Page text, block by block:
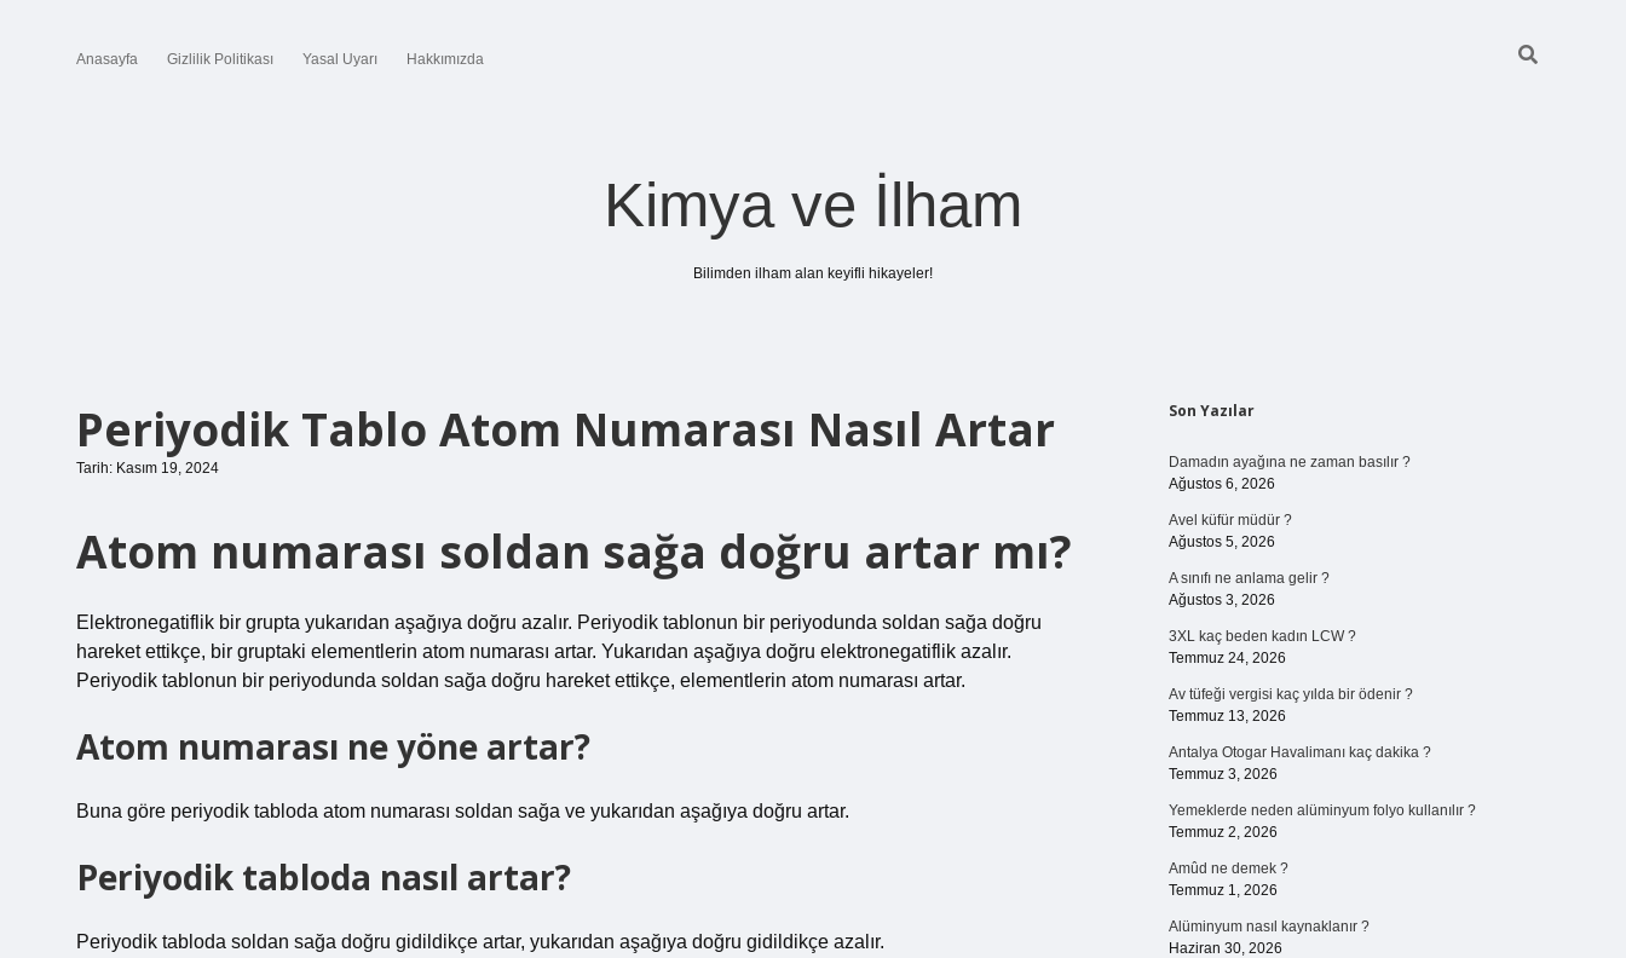
Anasayfa Gizlilik Politikası Yasal Uyarı Hakkımızda
Kimya ve İlham
Bilimden ilham alan keyifli hikayeler!
Periyodik Tablo Atom Numarası Nasıl Artar
Tarih: Kasım 19, 2024
Atom numarası soldan sağa doğru artar mı?
Elektronegatiflik bir grupta yukarıdan aşağıya doğru azalır. Periyodik tablonun bir periyodunda soldan sağa doğru
hareket ettikçe, bir gruptaki elementlerin atom numarası artar. Yukarıdan aşağıya doğru elektronegatiflik azalır.
Periyodik tablonun bir periyodunda soldan sağa doğru hareket ettikçe, elementlerin atom numarası artar.
Atom numarası ne yöne artar?
Buna göre periyodik tabloda atom numarası soldan sağa ve yukarıdan aşağıya doğru artar.
Periyodik tabloda nasıl artar?
Periyodik tabloda soldan sağa doğru gidildikçe artar, yukarıdan aşağıya doğru gidildikçe azalır.
Sidebar
Son Yazılar
Damadın ayağına ne zaman basılır ?
Ağustos 6, 2026
Avel küfür müdür ?
Ağustos 5, 2026
A sınıfı ne anlama gelir ?
Ağustos 3, 2026
3XL kaç beden kadın LCW ?
Temmuz 24, 2026
Av tüfeği vergisi kaç yılda bir ödenir ?
Temmuz 13, 2026
Antalya Otogar Havalimanı kaç dakika ?
Temmuz 3, 2026
Yemeklerde neden alüminyum folyo kullanılır ?
Temmuz 2, 2026
Amûd ne demek ?
Temmuz 1, 2026
Alüminyum nasıl kaynaklanır ?
Haziran 30, 2026